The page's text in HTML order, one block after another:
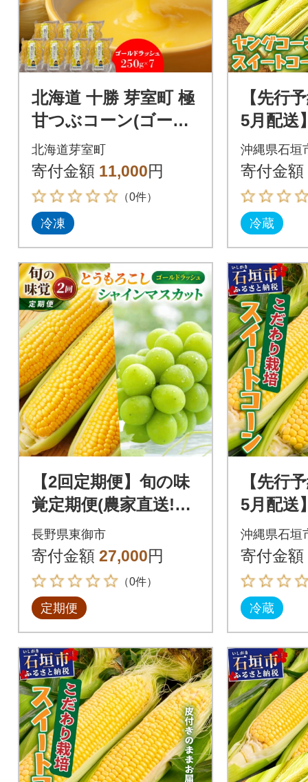
北海道 十勝 芽室町 極
甘つぶコーン(ゴール
ドラッシュ)me016-00
3c
北海道芽室町
寄付金額 11,000円
（0件）
冷凍
【先行
5月配送
ヤング
ートコ
り定期
沖縄県石垣
寄付金額
冷蔵
【2回定期便】旬の味
覚定期便(農家直送!と
うもろこし12本・シ
ャインマスカット2
房)
長野県東御市
寄付金額 27,000円
（0件）
定期便
【先行
5月配送
ミアム
ンを皮
本お届
沖縄県石垣
寄付金額
冷蔵